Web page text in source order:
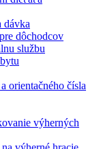
dávka
dôchodcov
službu
orientačného čísla
výherných